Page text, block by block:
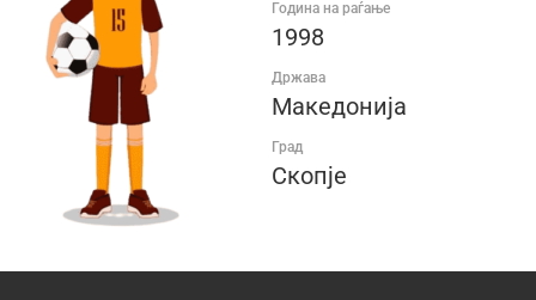
Година на раѓање
1998
Држава
Македонија
Град
Скопје